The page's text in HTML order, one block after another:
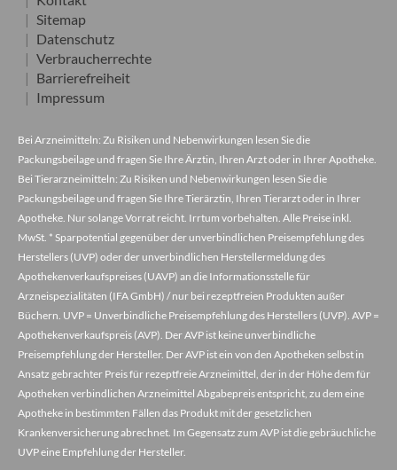
Sitemap
Datenschutz
Verbraucherrechte
Barrierefreiheit
Impressum
Bei Arzneimitteln: Zu Risiken und Nebenwirkungen lesen Sie die
Packungsbeilage und fragen Sie Ihre Ärztin, Ihren Arzt oder in Ihrer Apotheke.
Bei Tierarzneimitteln: Zu Risiken und Nebenwirkungen lesen Sie die
Packungsbeilage und fragen Sie Ihre Tierärztin, Ihren Tierarzt oder in Ihrer
Apotheke. Nur solange Vorrat reicht. Irrtum vorbehalten. Alle Preise inkl.
MwSt. * Sparpotential gegenüber der unverbindlichen Preisempfehlung des
Herstellers (UVP) oder der unverbindlichen Herstellermeldung des
Apothekenverkaufspreises (UAVP) an die Informationsstelle für
Arzneispezialitäten (IFA GmbH) / nur bei rezeptfreien Produkten außer
Büchern. UVP = Unverbindliche Preisempfehlung des Herstellers (UVP). AVP =
Apothekenverkaufspreis (AVP). Der AVP ist keine unverbindliche
Preisempfehlung der Hersteller. Der AVP ist ein von den Apotheken selbst in
Ansatz gebrachter Preis für rezeptfreie Arzneimittel, der in der Höhe dem für
Apotheken verbindlichen Arzneimittel Abgabepreis entspricht, zu dem eine
Apotheke in bestimmten Fällen das Produkt mit der gesetzlichen
Krankenversicherung abrechnet. Im Gegensatz zum AVP ist die gebräuchliche
UVP eine Empfehlung der Hersteller.